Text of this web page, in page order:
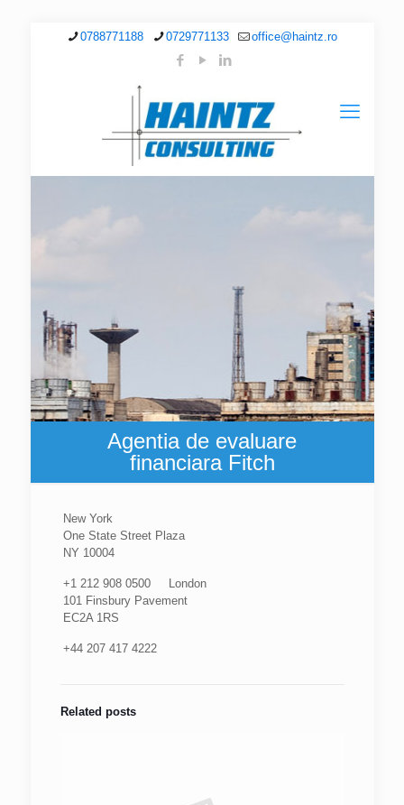
0788771188 0729771133 office@haintz.ro
Agentia de evaluare
financiara Fitch
New York
One State Street Plaza
NY 10004
+1 212 908 0500 London
101 Finsbury Pavement
EC2A 1RS
+44 207 417 4222
Related posts